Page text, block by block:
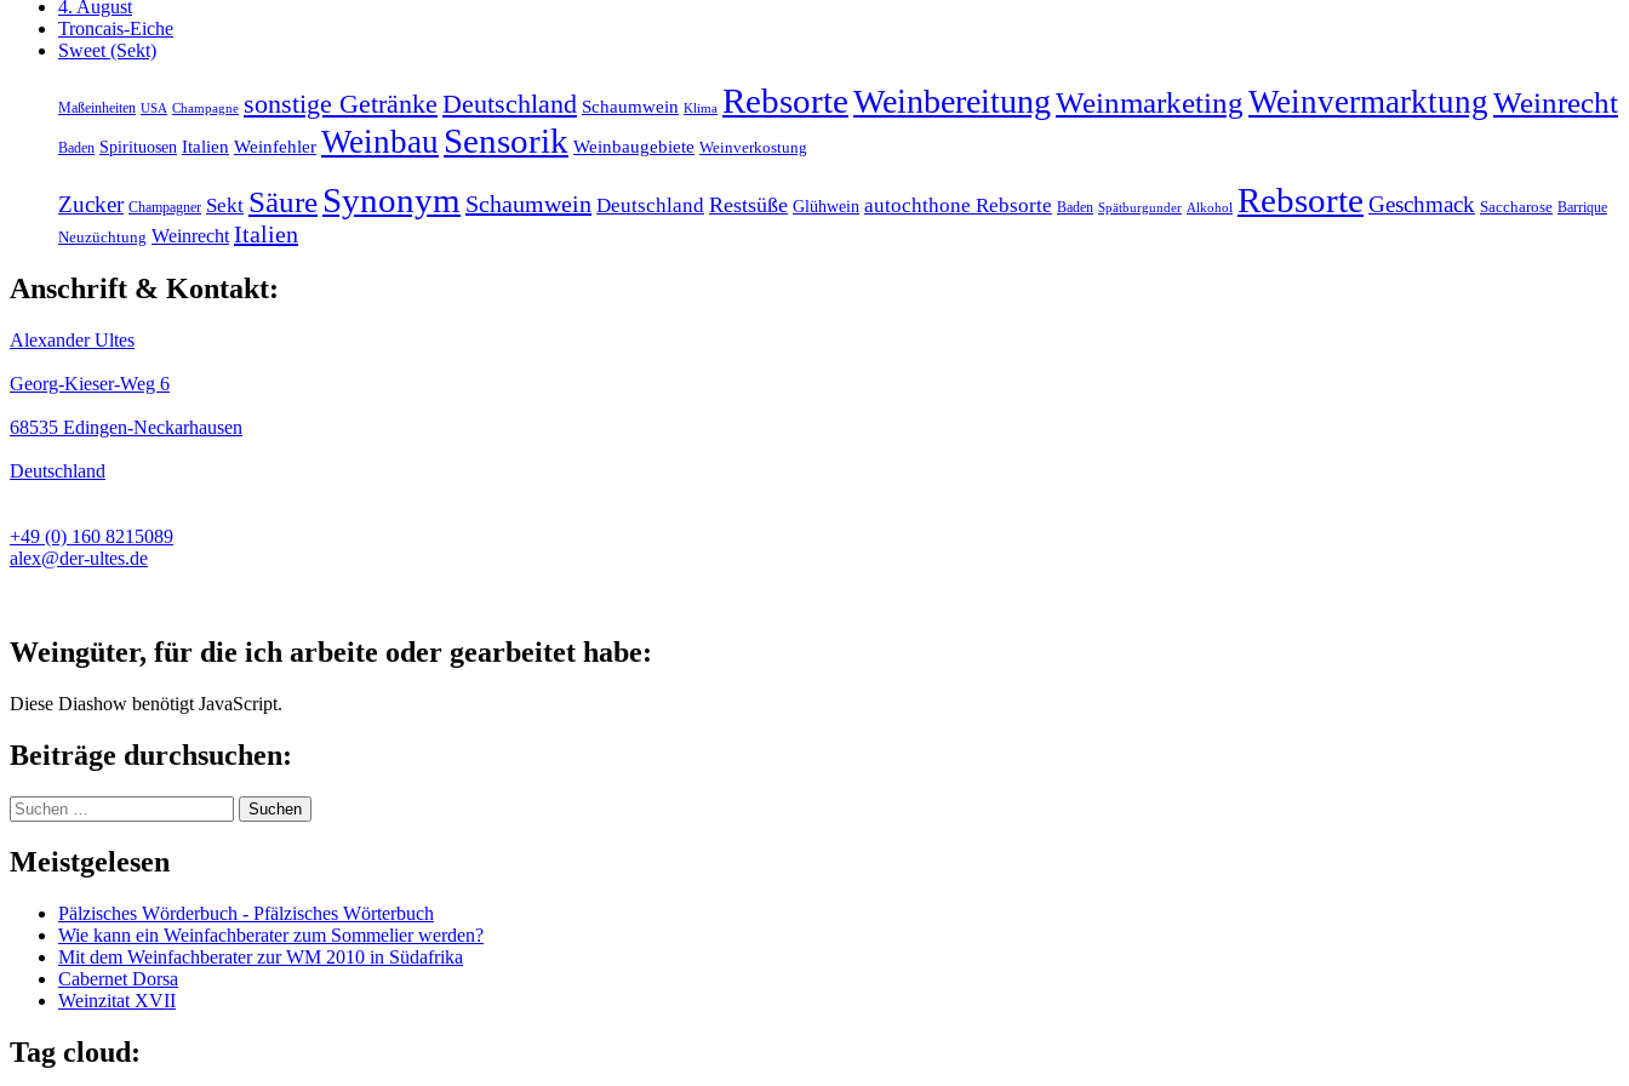
4. August
Troncais-Eiche
Sweet (Sekt)
Maßeinheiten USA Champagne sonstige Getränke Deutschland Schaumwein Klima RebsorteWeinbereitungWeinmarketingWeinvermarktungWeinrecht
Baden Spirituosen Italien Weinfehler Weinbau Sensorik Weinbaugebiete Weinverkostung
Zucker Champagner Sekt Säure Synonym Schaumwein Deutschland Restsüße Glühwein autochthone Rebsorte Baden Spätburgunder Alkohol Rebsorte Geschmack Saccharose Barrique
Neuzüchtung Weinrecht Italien
Anschrift & Kontakt:
Alexander Ultes
Georg-Kieser-Weg 6
68535 Edingen-Neckarhausen
Deutschland
+49 (0) 160 8215089
alex@der-ultes.de
Weingüter, für die ich arbeite oder gearbeitet habe:
Diese Diashow benötigt JavaScript.
Beiträge durchsuchen:
Suchen
nach:
Meistgelesen
Pälzisches Wörderbuch - Pfälzisches Wörterbuch
Wie kann ein Weinfachberater zum Sommelier werden?
Mit dem Weinfachberater zur WM 2010 in Südafrika
Cabernet Dorsa
Weinzitat XVII
Tag cloud: